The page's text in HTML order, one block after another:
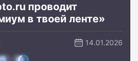
проводит
в твоей ленте»
14.01.2026